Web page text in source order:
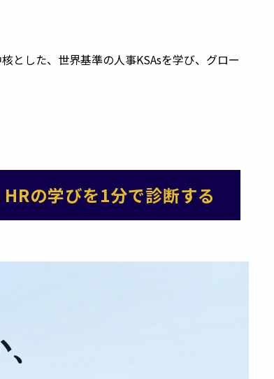
とした、世界基準の人事KSAsを学び、グロー
の学びを1分で診断する